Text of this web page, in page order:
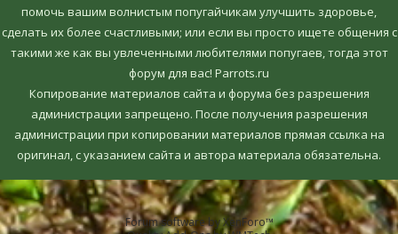
помочь вашим волнистым попугайчикам улучшить здоровье,
сделать их более счастливыми; или если вы просто ищете общения с
такими же как вы увлеченными любителями попугаев, тогда этот
форум для вас! Parrots.ru
Копирование материалов сайта и форума без разрешения
администрации запрещено. После получения разрешения
администрации при копировании материалов прямая ссылка на
оригинал, c указанием сайта и автора материала обязательна.
Forum software by XenForo™